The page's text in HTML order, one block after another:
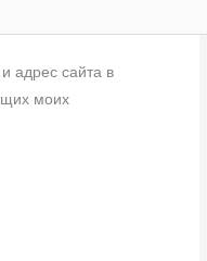
адрес сайта в
моих